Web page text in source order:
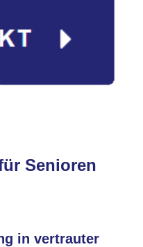
Senioren
in vertrauter